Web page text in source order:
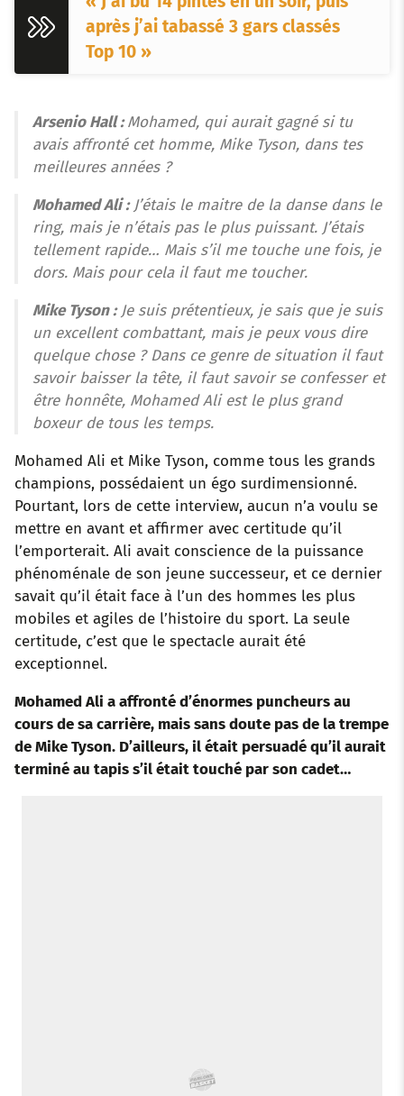
après j’ai tabassé 3 gars classés
Top 10 »
Arsenio Hall :Mohamed, qui aurait gagné si tu
avais affronté cet homme, Mike Tyson, dans tes
meilleures années ?
Mohamed Ali :J’étais le maitre de la danse dans le
ring, mais je n’étais pas le plus puissant. J’étais
tellement rapide… Mais s’il me touche une fois, je
dors. Mais pour cela il faut me toucher.
Mike Tyson :Je suis prétentieux, je sais que je suis
un excellent combattant, mais je peux vous dire
quelque chose ? Dans ce genre de situation il faut
savoir baisser la tête, il faut savoir se confesser et
être honnête, Mohamed Ali est le plus grand
boxeur de tous les temps.
Mohamed Ali et Mike Tyson, comme tous les grands
champions, possédaient un égo surdimensionné.
Pourtant, lors de cette interview, aucun n’a voulu se
mettre en avant et affirmer avec certitude qu’il
l’emporterait. Ali avait conscience de la puissance
phénoménale de son jeune successeur, et ce dernier
savait qu’il était face à l’un des hommes les plus
mobiles et agiles de l’histoire du sport. La seule
certitude, c’est que le spectacle aurait été
exceptionnel.
Mohamed Ali a affronté d’énormes puncheurs au
cours de sa carrière, mais sans doute pas de la trempe
de Mike Tyson. D’ailleurs, il était persuadé qu’il aurait
terminé au tapis s’il était touché par son cadet…